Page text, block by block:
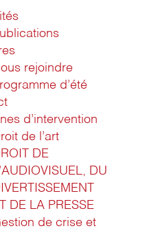
rejoindre
d’été
d’intervention
de l’art
DE
DU
DE LA PRESSE
de crise et